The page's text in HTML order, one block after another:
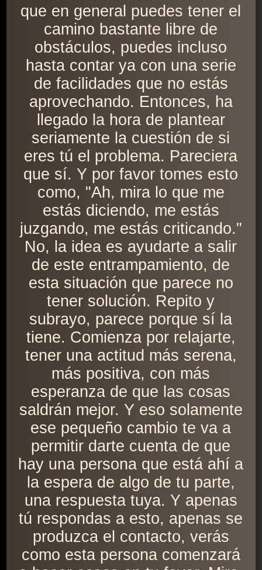
que en general puedes tener el
camino bastante libre de
obstáculos, puedes incluso
hasta contar ya con una serie
de facilidades que no estás
aprovechando. Entonces, ha
llegado la hora de plantear
seriamente la cuestión de si
eres tú el problema. Pareciera
que sí. Y por favor tomes esto
como, "Ah, mira lo que me
estás diciendo, me estás
juzgando, me estás criticando."
No, la idea es ayudarte a salir
de este entrampamiento, de
esta situación que parece no
tener solución. Repito y
subrayo, parece porque sí la
tiene. Comienza por relajarte,
tener una actitud más serena,
más positiva, con más
esperanza de que las cosas
saldrán mejor. Y eso solamente
ese pequeño cambio te va a
permitir darte cuenta de que
hay una persona que está ahí a
la espera de algo de tu parte,
una respuesta tuya. Y apenas
tú respondas a esto, apenas se
produzca el contacto, verás
como esta persona comenzará